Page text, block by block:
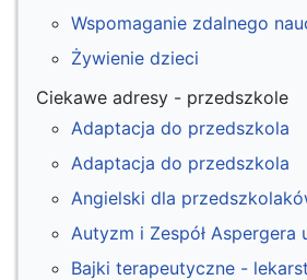
Wspomaganie zdalnego
Żywienie dzieci
Ciekawe adresy - przedszkole
Adaptacja do przedszkola
Adaptacja do przedszkola
Angielski dla
Autyzm i Zespół
Bajki terapeutyczne -